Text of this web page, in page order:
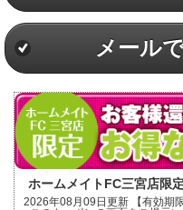
メール
ホームメイトFC三宮店限
2026年08月09日更新 【有効期